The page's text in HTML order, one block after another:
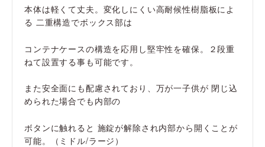
本体は軽くて丈夫。変化しにくい高耐候性樹脂板によ
る 二重構造でボックス部は
コンテナケースの構造を応用し堅牢性を確保。２段重
ねて設置する事も可能です。
また安全面にも配慮されており、万が一子供が 閉じ込
められた場合でも内部の
ボタンに触れると 施錠が解除され内部から開くことが
可能。（ミドル/ラージ）